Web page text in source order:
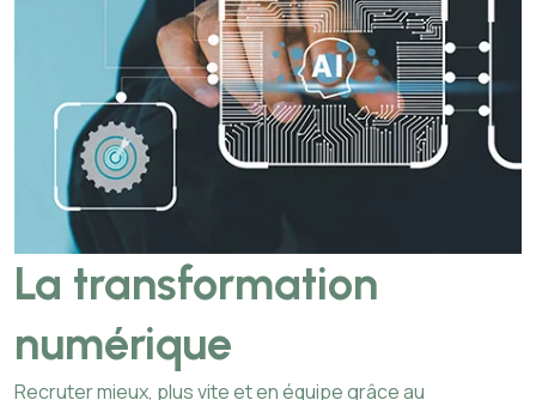
La transformation
numérique
Recruter mieux, plus vite et en équipe grâce au